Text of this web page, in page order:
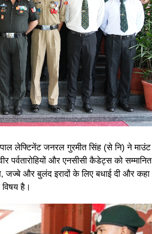
लेफ्टिनेंट जनरल गुरमीत सिंह (से नि) ने माउंट
और एनसीसी कैडेट्स को सम्मानित
जज्बे और बुलंद इरादों के लिए बधाई दी और कहा
है।